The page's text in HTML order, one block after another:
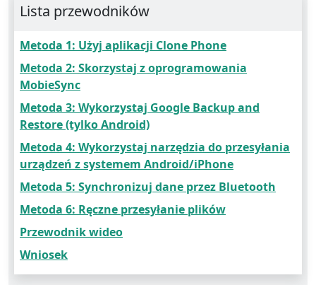
Lista przewodników
Metoda 1: Użyj aplikacji Clone Phone
Metoda 2: Skorzystaj z oprogramowania
MobieSync
Metoda 3: Wykorzystaj Google Backup and
Restore (tylko Android)
Metoda 4: Wykorzystaj narzędzia do przesyłania
urządzeń z systemem Android/iPhone
Metoda 5: Synchronizuj dane przez Bluetooth
Metoda 6: Ręczne przesyłanie plików
Przewodnik wideo
Wniosek